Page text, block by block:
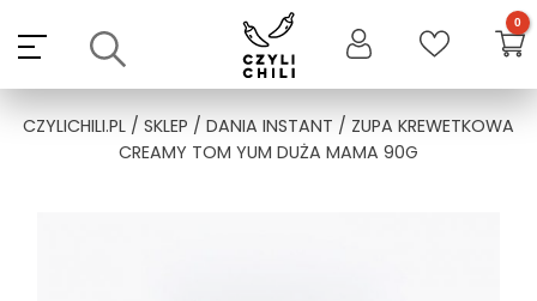
content
CZYLICHILI.PL / SKLEP / DANIA INSTANT / ZUPA KREWETKOWA
CREAMY TOM YUM DUŻA MAMA 90G